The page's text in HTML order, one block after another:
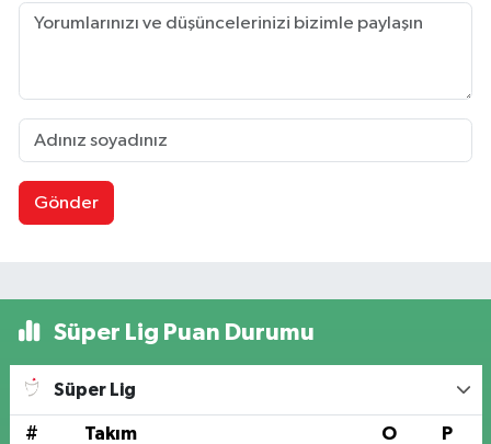
Gönder
Süper Lig Puan Durumu
Süper Lig
# Takım O P